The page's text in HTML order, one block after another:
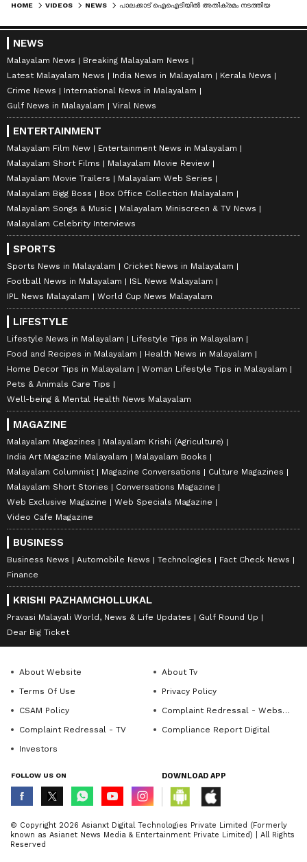
HOME VIDEOS NEWS
NEWS
Malayalam News
Breaking Malayalam News
Latest Malayalam News
India News in Malayalam
Kerala News
Crime News
International News in Malayalam
Gulf News in Malayalam
Viral News
ENTERTAINMENT
Malayalam Film New
Entertainment News in Malayalam
Malayalam Short Films
Malayalam Movie Review
Malayalam Movie Trailers
Malayalam Web Series
Malayalam Bigg Boss
Box Office Collection Malayalam
Malayalam Songs & Music
Malayalam Miniscreen & TV News
Malayalam Celebrity Interviews
SPORTS
Sports News in Malayalam
Cricket News in Malayalam
Football News in Malayalam
ISL News Malayalam
IPL News Malayalam
World Cup News Malayalam
LIFESTYLE
Lifestyle News in Malayalam
Lifestyle Tips in Malayalam
Food and Recipes in Malayalam
Health News in Malayalam
Home Decor Tips in Malayalam
Woman Lifestyle Tips in Malayalam
Pets & Animals Care Tips
Well-being & Mental Health News Malayalam
MAGAZINE
Malayalam Magazines
Malayalam Krishi (Agriculture)
India Art Magazine Malayalam
Malayalam Books
Malayalam Columnist
Magazine Conversations
Culture Magazines
Malayalam Short Stories
Conversations Magazine
Web Exclusive Magazine
Web Specials Magazine
Video Cafe Magazine
BUSINESS
Business News Automobile News Technologies
Fact Check News
Finance
KRISHI PAZHAMCHOLLUKAL
Pravasi Malayali World, News & Life Updates
Gulf Round Up
Dear Big Ticket
About Website
About Tv
Terms Of Use
Privacy Policy
CSAM Policy
Complaint Redressal - Website
Complaint Redressal - TV
Compliance Report Digital
Investors
FOLLOW US ON DOWNLOAD APP
© Copyright 2026 Asianxt Digital Technologies Private Limited (Formerly
known as Asianet News Media & Entertainment Private Limited) | All Rights
Reserved